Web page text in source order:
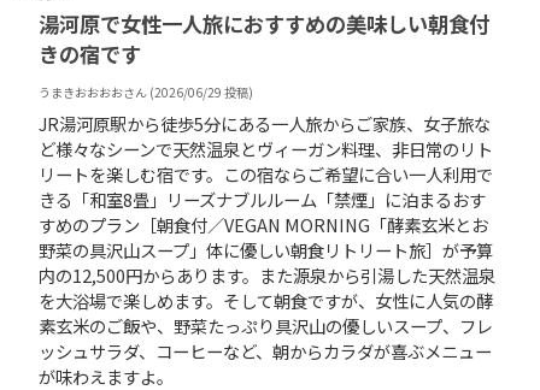
湯河原で女性一人旅におすすめの美味しい朝食付
きの宿です
うまきおおおおさん (2026/06/29 投稿)
JR湯河原駅から徒歩5分にある一人旅からご家族、女子旅な
ど様々なシーンで天然温泉とヴィーガン料理、非日常のリト
リートを楽しむ宿です。この宿ならご希望に合い一人利用で
きる「和室8畳」リーズナブルルーム「禁煙」に泊まるおす
すめのプラン［朝食付／VEGAN MORNING「酵素玄米とお
野菜の具沢山スープ」体に優しい朝食リトリート旅］が予算
内の12,500円からあります。また源泉から引湯した天然温泉
を大浴場で楽しめます。そして朝食ですが、女性に人気の酵
素玄米のご飯や、野菜たっぷり具沢山の優しいスープ、フレ
ッシュサラダ、コーヒーなど、朝からカラダが喜ぶメニュー
が味わえますよ。